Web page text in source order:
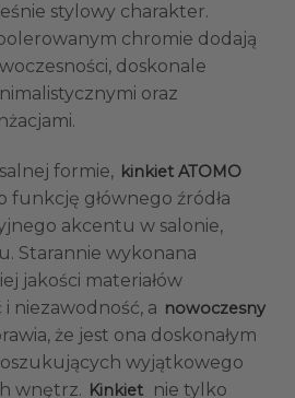
stylowy charakter.
chromie dodają
doskonale
oraz
formie, kinkiet ATOMO
funkcję głównego źródła
akcentu w salonie,
Starannie wykonana
jakości materiałów
niezawodność, a nowoczesny
że jest ona doskonałym
wyjątkowego
wnętrz. Kinkiet
nie tylko